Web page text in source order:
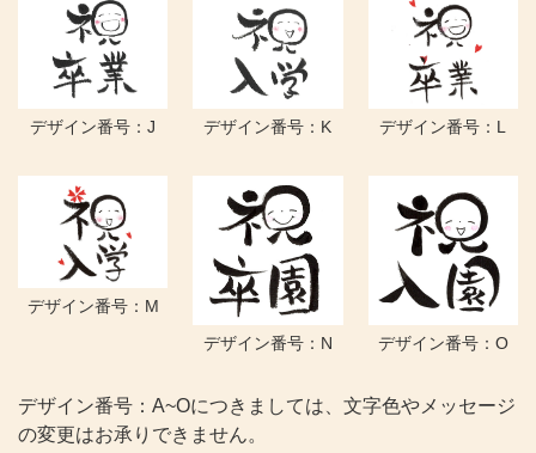
デザイン番号：J デザイン番号：K デザイン番号：L
デザイン番号：M
デザイン番号：N
デザイン番号：O
デザイン番号：A~Oにつきましては、文字色やメッセージ
の変更はお承りできません。